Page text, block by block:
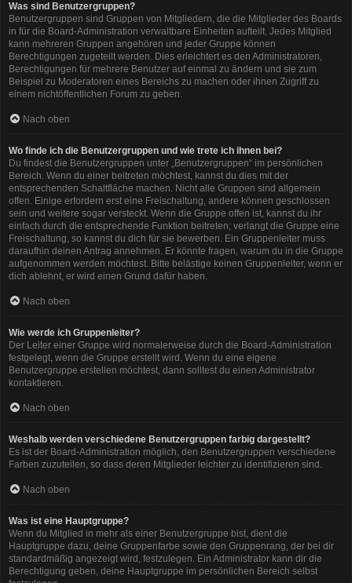
Was sind Benutzergruppen?
Benutzergruppen sind Gruppen von Mitgliedern, die die Mitglieder des Boards
in für die Board-Administration verwaltbare Einheiten aufteilt. Jedes Mitglied
kann mehreren Gruppen angehören und jeder Gruppe können
Berechtigungen zugeteilt werden. Dies erleichtert es den Administratoren,
Berechtigungen für mehrere Benutzer auf einmal zu ändern und sie zum
Beispiel zu Moderatoren eines Bereichs zu machen oder ihnen Zugriff zu
einem nichtöffentlichen Forum zu geben.
Nach oben
Wo finde ich die Benutzergruppen und wie trete ich ihnen bei?
Du findest die Benutzergruppen unter „Benutzergruppen“ im persönlichen
Bereich. Wenn du einer beitreten möchtest, kannst du dies mit der
entsprechenden Schaltfläche machen. Nicht alle Gruppen sind allgemein
offen. Einige erfordern erst eine Freischaltung, andere können geschlossen
sein und weitere sogar versteckt. Wenn die Gruppe offen ist, kannst du ihr
einfach durch die entsprechende Funktion beitreten; verlangt die Gruppe eine
Freischaltung, so kannst du dich für sie bewerben. Ein Gruppenleiter muss
daraufhin deinen Antrag annehmen. Er könnte fragen, warum du in die Gruppe
aufgenommen werden möchtest. Bitte belästige keinen Gruppenleiter, wenn er
dich ablehnt, er wird einen Grund dafür haben.
Nach oben
Wie werde ich Gruppenleiter?
Der Leiter einer Gruppe wird normalerweise durch die Board-Administration
festgelegt, wenn die Gruppe erstellt wird. Wenn du eine eigene
Benutzergruppe erstellen möchtest, dann solltest du einen Administrator
kontaktieren.
Nach oben
Weshalb werden verschiedene Benutzergruppen farbig dargestellt?
Es ist der Board-Administration möglich, den Benutzergruppen verschiedene
Farben zuzuteilen, so dass deren Mitglieder leichter zu identifizieren sind.
Nach oben
Was ist eine Hauptgruppe?
Wenn du Mitglied in mehr als einer Benutzergruppe bist, dient die
Hauptgruppe dazu, deine Gruppenfarbe sowie den Gruppenrang, der bei dir
standardmäßig angezeigt wird, festzulegen. Ein Administrator kann dir die
Berechtigung geben, deine Hauptgruppe im persönlichen Bereich selbst